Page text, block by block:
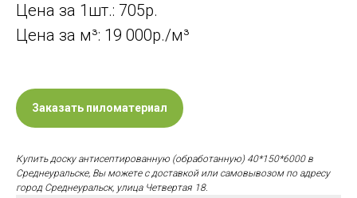
Цена за 1шт.: 705р.
Цена за м³: 19 000р./м³
Заказать пиломатериал
Купить доску антисептированную (обработанную) 40*150*6000 в
Среднеуральске, Вы можете с доставкой или самовывозом по адресу
город Среднеуральск, улица Четвертая 18.